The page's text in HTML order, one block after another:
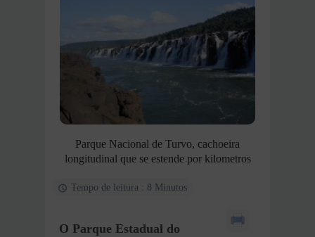
Parque Nacional de Turvo, cachoeira
longitudinal que se estende por kilometros
Tempo de leitura : 8 Minutos
O Parque Estadual do